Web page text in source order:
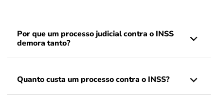
Por que um processo judicial contra o INSS
demora tanto?
Quanto custa um processo contra o INSS?